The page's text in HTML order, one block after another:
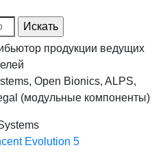
продукции ведущих
Open Bionics, ALPS,
(модульные компоненты)
Evolution 5